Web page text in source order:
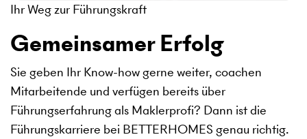
Ihr Weg zur Führungskraft
Gemeinsamer Erfolg
Sie geben Ihr Know-how gerne weiter, coachen
Mitarbeitende und verfügen bereits über
Führungserfahrung als Maklerprofi? Dann ist die
Führungskarriere bei BETTERHOMES genau richtig.